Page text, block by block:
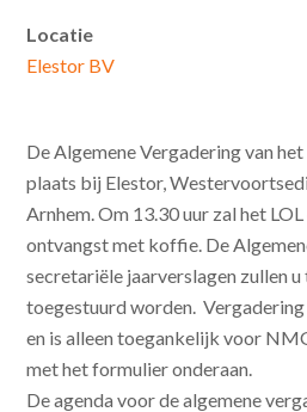
Locatie
Elestor BV
De Algemene Vergadering van
plaats bij Elestor,
Arnhem. Om 13.30 uur zal het
ontvangst met koffie. De
secretariële jaarverslagen zullen
toegestuurd worden. Vergadering
en is alleen toegankelijk voor
met het formulier onderaan.
De agenda voor de algemene